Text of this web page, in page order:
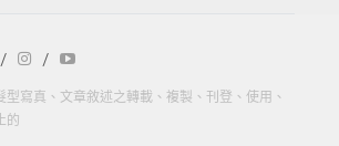
/ /
型寫真、文章敘述之轉載、複製、刊登、使用、
的